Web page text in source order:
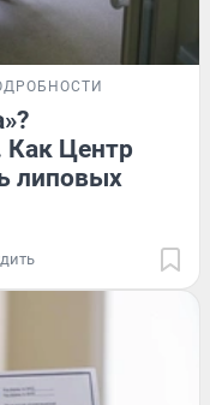
Как Центр
липовых